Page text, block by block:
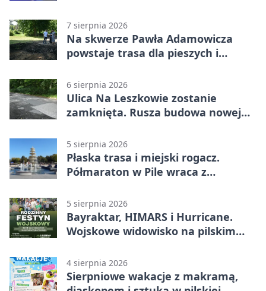
7 sierpnia 2026
Na skwerze Pawła Adamowicza
powstaje trasa dla pieszych i
6 sierpnia 2026
Ulica Na Leszkowie zostanie
zamknięta. Rusza budowa nowej
5 sierpnia 2026
Płaska trasa i miejski rogacz.
Półmaraton w Pile wraca z
5 sierpnia 2026
Bayraktar, HIMARS i Hurricane.
Wojskowe widowisko na pilskim
4 sierpnia 2026
Sierpniowe wakacje z makramą,